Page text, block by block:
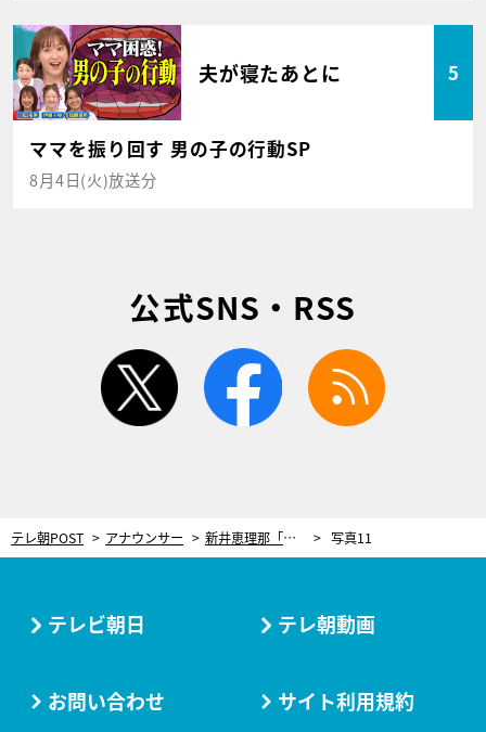
夫が寝たあとに 5
ママを振り回す 男の子の行動SP
8月4日(火)放送分
公式SNS・RSS
twitter facebook
テレ朝POST アナウンサー 新井恵理那「若い世代にはまだ負けん」同世代スターの活躍に刺激をもらう！ 写真11
テレビ朝日 テレ朝動画
お問い合わせ サイト利用規約